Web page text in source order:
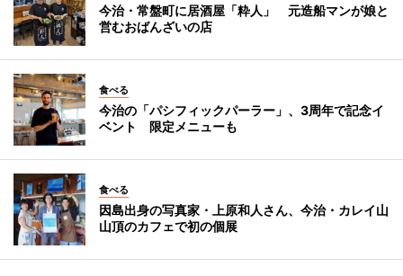
今治・常盤町に居酒屋「粋人」 元造船マンが娘と
営むおばんざいの店
食べる
今治の「パシフィックパーラー」、3周年で記念イ
ベント 限定メニューも
食べる
因島出身の写真家・上原和人さん、今治・カレイ山
山頂のカフェで初の個展